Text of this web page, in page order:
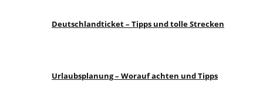
Deutschlandticket – Tipps und tolle Strecken
Urlaubsplanung – Worauf achten und Tipps